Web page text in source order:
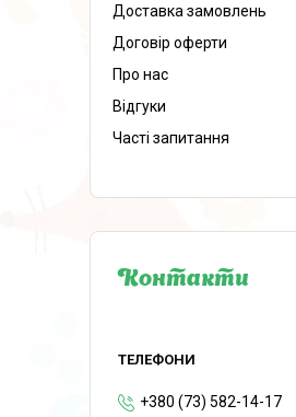
Доставка замовлень
Договір оферти
Про нас
Відгуки
Часті запитання
Контакти
+380 (73) 582-14-17